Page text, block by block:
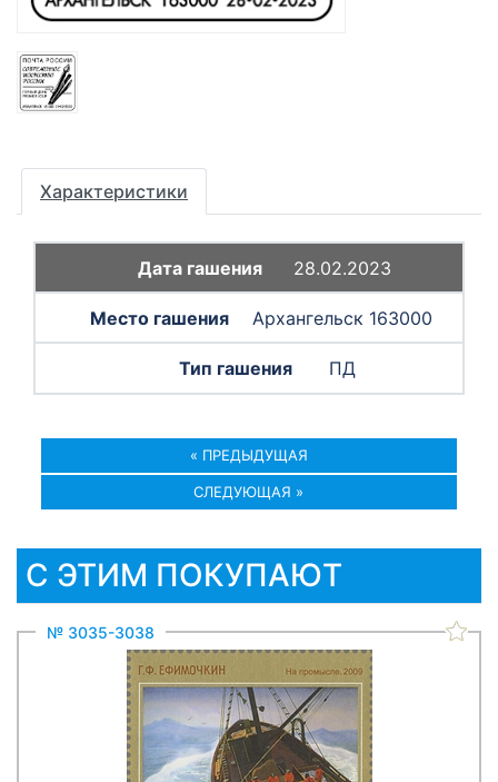
Характеристики
28.02.2023
Архангельск 163000
ПД
« ПРЕДЫДУЩАЯ
СЛЕДУЮЩАЯ »
С ЭТИМ ПОКУПАЮТ
№ 3035-3038